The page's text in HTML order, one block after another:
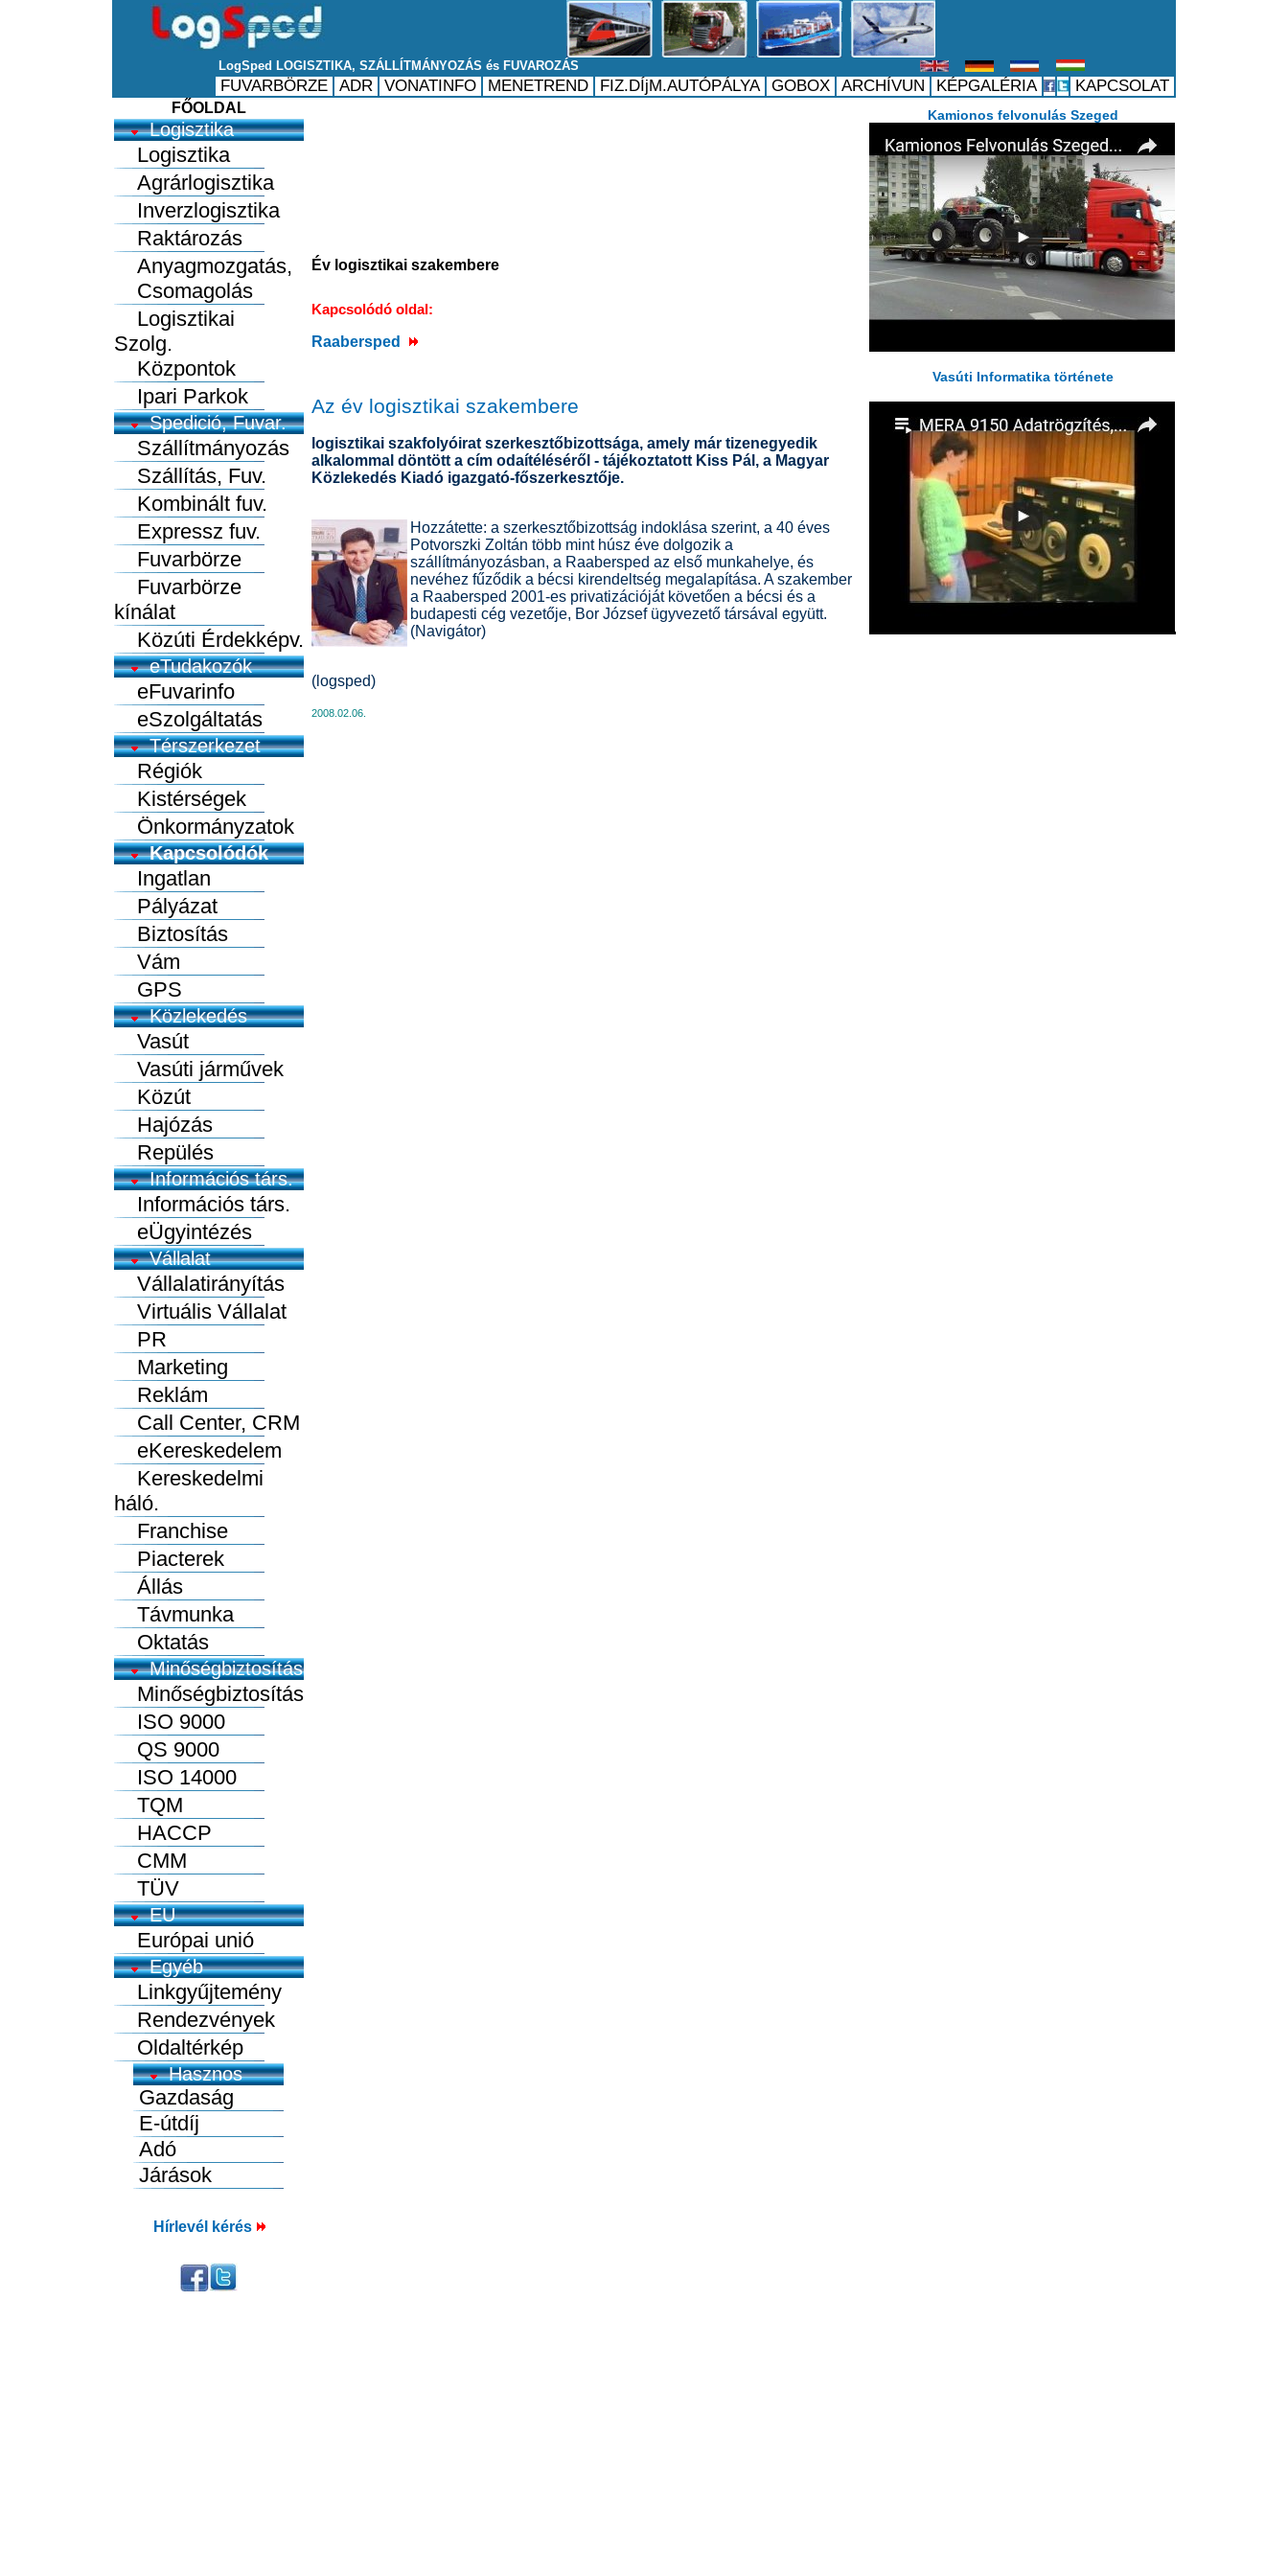
FŐOLDAL
Logisztika
Logisztika
Agrárlogisztika
Inverzlogisztika
Raktározás
Anyagmozgatás,
Csomagolás
Logisztikai
Szolg.
Központok
Ipari Parkok
Spedició, Fuvar.
Szállítmányozás
Szállítás, Fuv.
Kombinált fuv.
Expressz fuv.
Fuvarbörze
Fuvarbörze
kínálat
Közúti Érdekképv.
eTudakozók
eFuvarinfo
eSzolgáltatás
Térszerkezet
Régiók
Kistérségek
Önkormányzatok
Kapcsolódók
Ingatlan
Pályázat
Biztosítás
Vám
GPS
Közlekedés
Vasút
Vasúti járművek
Közút
Hajózás
Repülés
Információs társ.
Információs társ.
eÜgyintézés
Vállalat
Vállalatirányítás
Virtuális Vállalat
PR
Marketing
Reklám
Call Center, CRM
eKereskedelem
Kereskedelmi
háló.
Franchise
Piacterek
Állás
Távmunka
Oktatás
Minőségbiztosítás
Minőségbiztosítás
ISO 9000
QS 9000
ISO 14000
TQM
HACCP
CMM
TÜV
EU
Európai unió
Egyéb
Linkgyűjtemény
Rendezvények
Oldaltérkép
Hírlevél kérés
Év logisztikai szakembere
Kapcsolódó oldal:
Raabersped
Az év logisztikai szakembere
logisztikai szakfolyóirat szerkesztőbizottsága, amely már tizenegyedik
alkalommal döntött a cím odaítéléséről - tájékoztatott Kiss Pál, a Magyar
Közlekedés Kiadó igazgató-főszerkesztője.
Hozzátette: a szerkesztőbizottság indoklása szerint, a 40 éves
Potvorszki Zoltán több mint húsz éve dolgozik a
szállítmányozásban, a Raabersped az első munkahelye, és
nevéhez fűződik a bécsi kirendeltség megalapítása. A szakember
a Raabersped 2001-es privatizációját követően a bécsi és a
budapesti cég vezetője, Bor József ügyvezető társával együtt.
(Navigátor)
(logsped)
2008.02.06.